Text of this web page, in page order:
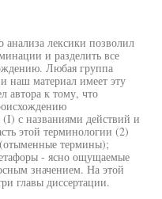
анализа лексики позволил
и разделить все
Любая группа
наш материал имеет эту
автора к тому, что
(I) с названиями действий и
этой терминологии (2)
(отыменные термины);
- ясно ощущаемые
значением. На этой
главы диссертации.